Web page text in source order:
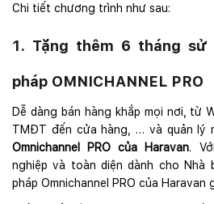
Chi tiết chương trình như sau:
1. Tặng thêm 6 tháng
pháp OMNICHANNEL PRO
Dễ dàng bán hàng khắp mọi nơi, từ
TMĐT đến cửa hàng, … và quản lý
Omnichannel PRO của Haravan.
nghiệp và toàn diện dành cho Nhà
pháp Omnichannel PRO của Haravan